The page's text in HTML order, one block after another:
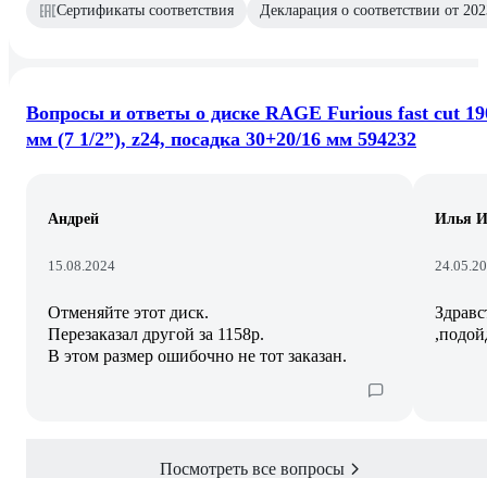
Сертификаты соответствия Декларация о соответствии от
Вопросы и ответы о диске RAGE Furious fast cut
мм (7 1/2”), z24, посадка 30+20/16 мм 594232
Андрей
15.08.2024
Отменяйте этот диск.
Перезаказал другой за 1158р.
В этом размер ошибочно не тот заказан.
Илья
Посмотреть все вопросы